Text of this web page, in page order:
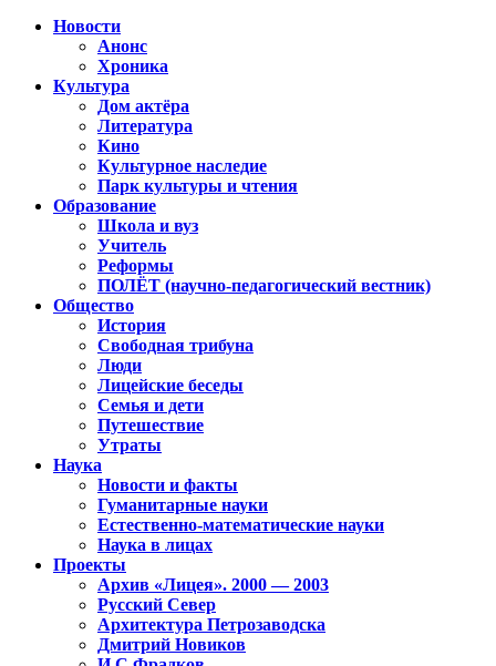
Новости
Анонс
Хроника
Культура
Дом актёра
Литература
Кино
Культурное наследие
Парк культуры и чтения
Образование
Школа и вуз
Учитель
Реформы
ПОЛЁТ (научно-педагогический вестник)
Общество
История
Свободная трибуна
Люди
Лицейские беседы
Семья и дети
Путешествие
Утраты
Наука
Новости и факты
Гуманитарные науки
Естественно-математические науки
Наука в лицах
Проекты
Архив «Лицея». 2000 — 2003
Русский Север
Архитектура Петрозаводска
Дмитрий Новиков